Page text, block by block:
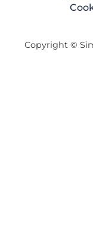
Copyright ©